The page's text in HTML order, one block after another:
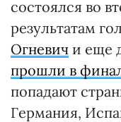
состоялся во
результатам
Огневич и еще
прошли в
попадают
Германия,